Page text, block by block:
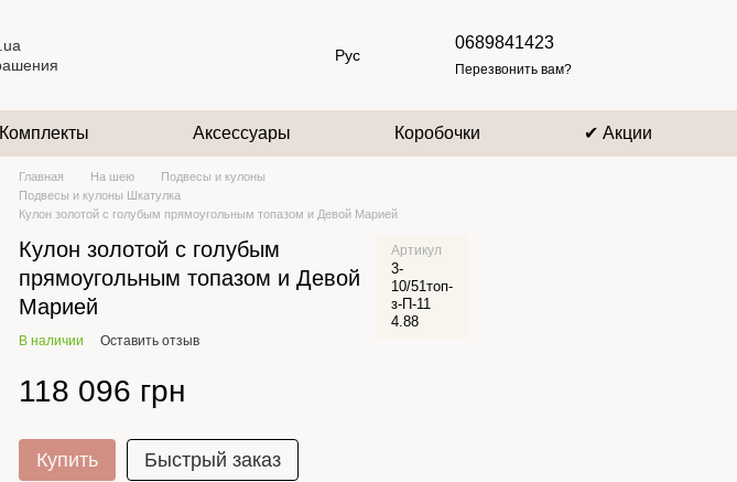
Рус
0689841423
Перезвонить вам?
Комплекты Аксессуары Коробочки ✔ Акции
Главная На шею
Подвесы и кулоны
Подвесы и кулоны Шкатулка
Кулон золотой с голубым прямоугольным топазом и Девой Марией
Кулон золотой с голубым
прямоугольным топазом и Девой
Марией
Артикул
3-
10/51топ-
з-П-11
4.88
В наличии Оставить отзыв
118 096 грн
Купить Быстрый заказ